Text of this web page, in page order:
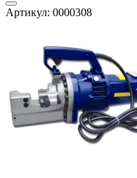
Артикул: 0000308